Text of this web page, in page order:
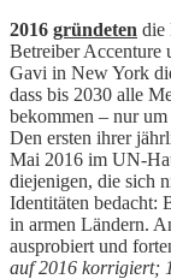
2016 gründeten die
Betreiber Accenture
Gavi in New York
dass bis 2030 alle
bekommen – nur
Den ersten ihrer
Mai 2016 im UN-
diejenigen, die sich
Identitäten bedacht:
in armen Ländern.
ausprobiert und
auf 2016 korrigiert;